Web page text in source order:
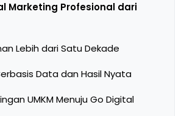
Marketing Profesional dari
Lebih dari Satu Dekade
Data dan Hasil Nyata
UMKM Menuju Go Digital